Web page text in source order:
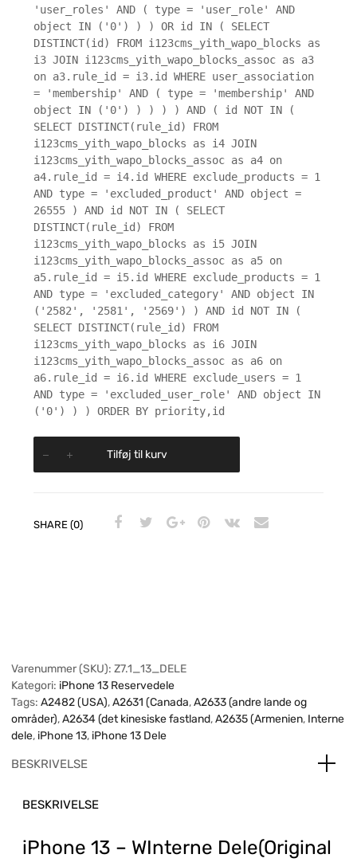
'user_roles' AND ( type = 'user_role' AND
object IN ('0') ) ) OR id IN ( SELECT
DISTINCT(id) FROM i123cms_yith_wapo_blocks as
i3 JOIN i123cms_yith_wapo_blocks_assoc as a3
on a3.rule_id = i3.id WHERE user_association
= 'membership' AND ( type = 'membership' AND
object IN ('0') ) ) ) ) AND ( id NOT IN (
SELECT DISTINCT(rule_id) FROM
i123cms_yith_wapo_blocks as i4 JOIN
i123cms_yith_wapo_blocks_assoc as a4 on
a4.rule_id = i4.id WHERE exclude_products = 1
AND type = 'excluded_product' AND object =
26555 ) AND id NOT IN ( SELECT
DISTINCT(rule_id) FROM
i123cms_yith_wapo_blocks as i5 JOIN
i123cms_yith_wapo_blocks_assoc as a5 on
a5.rule_id = i5.id WHERE exclude_products = 1
AND type = 'excluded_category' AND object IN
('2582', '2581', '2569') ) AND id NOT IN (
SELECT DISTINCT(rule_id) FROM
i123cms_yith_wapo_blocks as i6 JOIN
i123cms_yith_wapo_blocks_assoc as a6 on
a6.rule_id = i6.id WHERE exclude_users = 1
AND type = 'excluded_user_role' AND object IN
('0') ) ) ORDER BY priority,id
Tilføj til kurv
SHARE (0)
Varenummer (SKU): Z7.1_13_DELE
Kategori: iPhone 13 Reservedele
Tags: A2482 (USA),A2631 (Canada,A2633 (andre lande og
områder),A2634 (det kinesiske fastland,A2635 (Armenien, Interne
dele, iPhone 13, iPhone 13 Dele
BESKRIVELSE
BESKRIVELSE
iPhone 13 – WInterne Dele(Original